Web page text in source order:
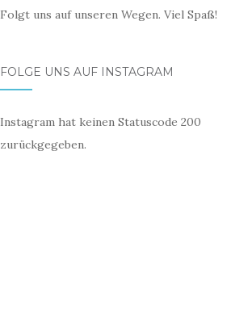
Folgt uns auf unseren Wegen. Viel Spaß!
FOLGE UNS AUF INSTAGRAM
Instagram hat keinen Statuscode 200
zurückgegeben.